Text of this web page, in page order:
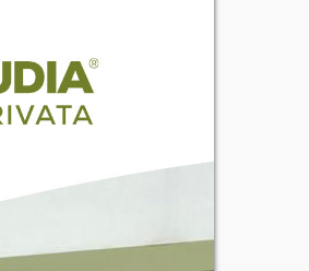
“Armonia della Musica”